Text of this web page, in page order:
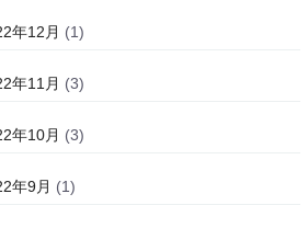
年12月 (1)
年11月 (3)
年10月 (3)
年9月 (1)